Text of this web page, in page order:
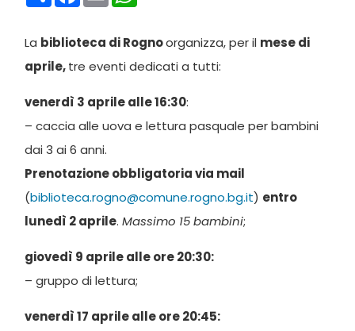
La biblioteca di Rognoorganizza, per il mese di
aprile,tre eventi dedicati a tutti:
venerdì 3 aprile alle 16:30:
– caccia alle uova e lettura pasquale per bambini
dai 3 ai 6 anni.
Prenotazione obbligatoria via mail
(biblioteca.rogno@comune.rogno.bg.it) entro
lunedì 2 aprile. Massimo 15 bambini;
giovedì 9 aprile alle ore 20:30:
– gruppo di lettura;
venerdì 17 aprile alle ore 20:45: